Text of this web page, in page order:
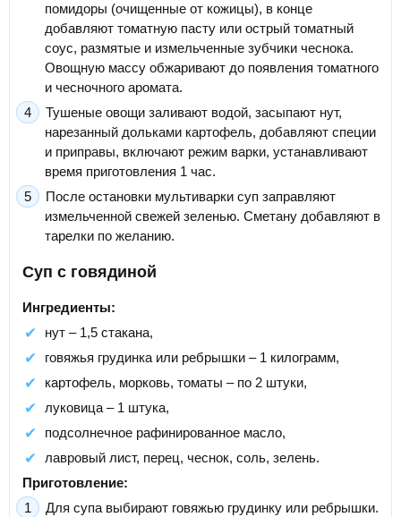
помидоры (очищенные от кожицы), в конце
добавляют томатную пасту или острый томатный
соус, размятые и измельченные зубчики чеснока.
Овощную массу обжаривают до появления томатного
и чесночного аромата.
Тушеные овощи заливают водой, засыпают нут,
нарезанный дольками картофель, добавляют специи
и приправы, включают режим варки, устанавливают
время приготовления 1 час.
После остановки мультиварки суп заправляют
измельченной свежей зеленью. Сметану добавляют в
тарелки по желанию.
Суп с говядиной
Ингредиенты:
нут – 1,5 стакана,
говяжья грудинка или ребрышки – 1 килограмм,
картофель, морковь, томаты – по 2 штуки,
луковица – 1 штука,
подсолнечное рафинированное масло,
лавровый лист, перец, чеснок, соль, зелень.
Приготовление:
Для супа выбирают говяжью грудинку или ребрышки.